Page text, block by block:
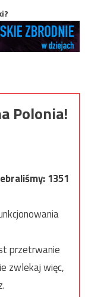
Polonia!
1351
przetrwanie
zwlekaj więc,